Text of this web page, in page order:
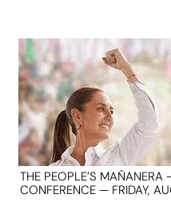
THE PEOPLE’S MAÑANERA
CONFERENCE — FRIDAY,